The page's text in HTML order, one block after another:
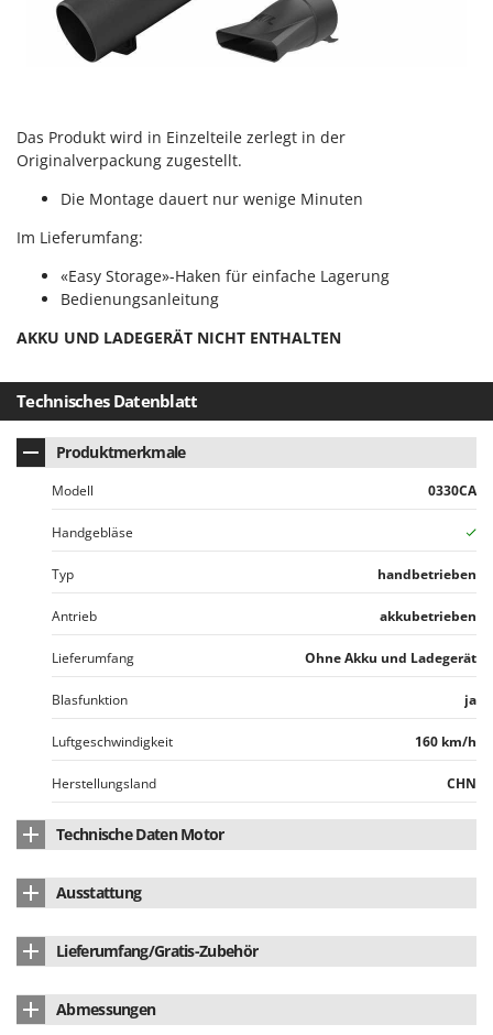
MOVA
Mowox
N
New O.M.R.A.
Nilfisk
Ninja
Novital
O
Officine Savioli
Oliviero
Olix
OMA
Omas
Ompagrill
Ooni
Oriental Koshin
Palazzetti
Palumbo Pavi
Partisani
Paterlini
Philips
Pramac
Prismafood
R
R.G.V.
Das Produkt wird in Einzelteile zerlegt in der
Originalverpackung zugestellt.
Die Montage dauert nur wenige Minuten
Im Lieferumfang:
«Easy Storage»-Haken für einfache Lagerung
Bedienungsanleitung
AKKU UND LADEGERÄT NICHT ENTHALTEN
Technisches Datenblatt
Produktmerkmale
Modell 0330CA
Handgebläse
Typ handbetrieben
Antrieb akkubetrieben
Lieferumfang Ohne Akku und Ladegerät
Blasfunktion ja
Luftgeschwindigkeit 160 km/h
Herstellungsland CHN
Technische Daten Motor
Motortyp Akkubetrieben
Batterietyp
Versorgung batteriebetrieben
Ausstattung
Lieferumfang/Gratis-Zubehör
Abmessungen